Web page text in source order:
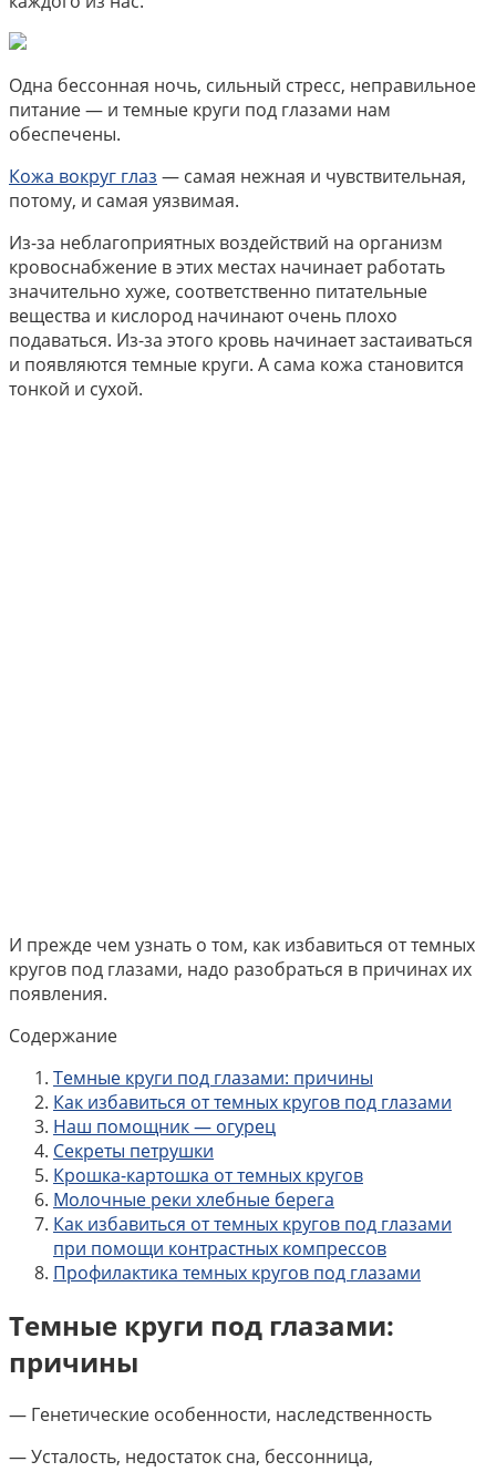
Одна бессонная ночь, сильный стресс, неправильное
питание — и темные круги под глазами нам
обеспечены.
Кожа вокруг глаз — самая нежная и чувствительная,
потому, и самая уязвимая.
Из-за неблагоприятных воздействий на организм
кровоснабжение в этих местах начинает работать
значительно хуже, соответственно питательные
вещества и кислород начинают очень плохо
подаваться. Из-за этого кровь начинает застаиваться
и появляются темные круги. А сама кожа становится
тонкой и сухой.
И прежде чем узнать о том, как избавиться от темных
кругов под глазами, надо разобраться в причинах их
появления.
Содержание
Темные круги под глазами: причины
Как избавиться от темных кругов под глазами
Наш помощник — огурец
Секреты петрушки
Крошка-картошка от темных кругов
Молочные реки хлебные берега
Как избавиться от темных кругов под глазами
при помощи контрастных компрессов
Профилактика темных кругов под глазами
Темные круги под глазами:
причины
— Генетические особенности, наследственность
— Усталость, недостаток сна, бессонница,